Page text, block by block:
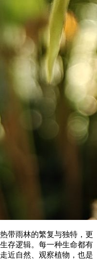
带雨林的繁复与独特，更
存逻辑。每一种生命都有
近自然、观察植物，也是